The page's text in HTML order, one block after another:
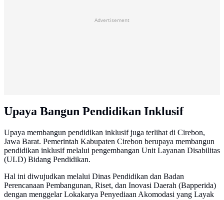
Advertisement
Upaya Bangun Pendidikan Inklusif
Upaya membangun pendidikan inklusif juga terlihat di Cirebon,
Jawa Barat. Pemerintah Kabupaten Cirebon berupaya membangun
pendidikan inklusif melalui pengembangan Unit Layanan Disabilitas
(ULD) Bidang Pendidikan.
Hal ini diwujudkan melalui Dinas Pendidikan dan Badan
Perencanaan Pembangunan, Riset, dan Inovasi Daerah (Bapperida)
dengan menggelar Lokakarya Penyediaan Akomodasi yang Layak